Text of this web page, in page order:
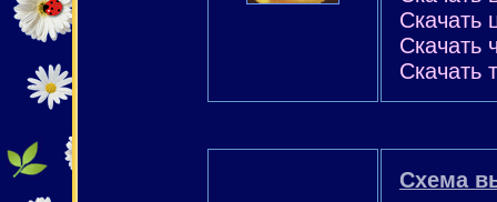
Скачать
Скачать
Скачать
Схема